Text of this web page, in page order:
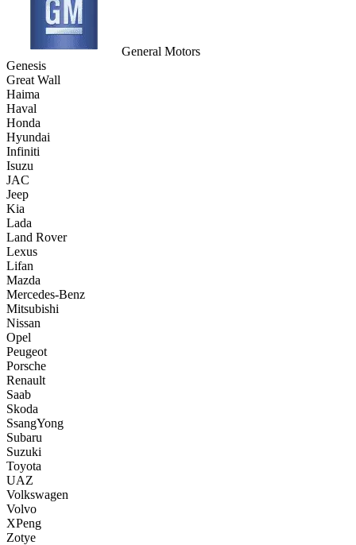
General Motors
Genesis
Great Wall
Haima
Haval
Honda
Hyundai
Infiniti
Isuzu
JAC
Jeep
Kia
Lada
Land Rover
Lexus
Lifan
Mazda
Mercedes-Benz
Mitsubishi
Nissan
Opel
Peugeot
Porsche
Renault
Saab
Skoda
SsangYong
Subaru
Suzuki
Toyota
UAZ
Volkswagen
Volvo
XPeng
Zotye